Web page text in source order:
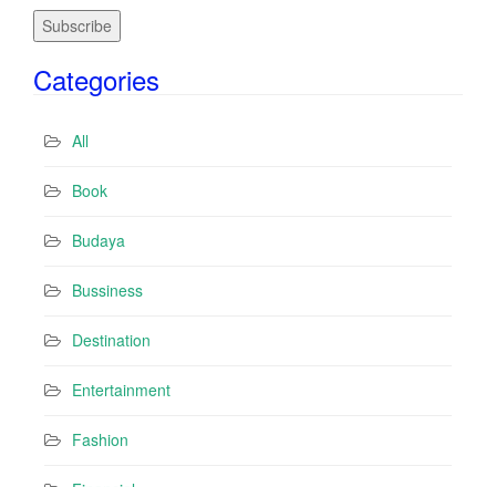
lCategories
All
Book
Budaya
Bussiness
Destination
Entertainment
Fashion